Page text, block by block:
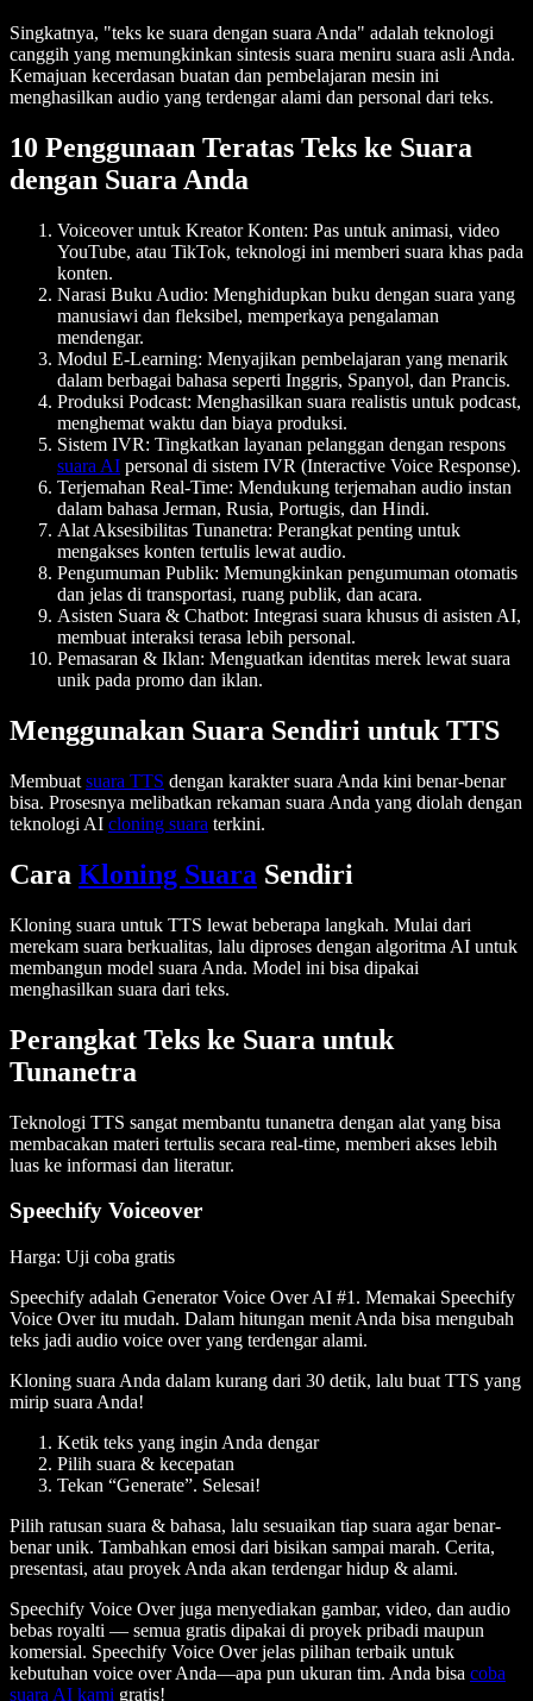
Singkatnya, "teks ke suara dengan suara Anda" adalah teknologi
canggih yang memungkinkan sintesis suara meniru suara asli Anda.
Kemajuan kecerdasan buatan dan pembelajaran mesin ini
menghasilkan audio yang terdengar alami dan personal dari teks.
10 Penggunaan Teratas Teks ke Suara
dengan Suara Anda
Voiceover untuk Kreator Konten: Pas untuk animasi, video
YouTube, atau TikTok, teknologi ini memberi suara khas pada
konten.
Narasi Buku Audio: Menghidupkan buku dengan suara yang
manusiawi dan fleksibel, memperkaya pengalaman
mendengar.
Modul E-Learning: Menyajikan pembelajaran yang menarik
dalam berbagai bahasa seperti Inggris, Spanyol, dan Prancis.
Produksi Podcast: Menghasilkan suara realistis untuk podcast,
menghemat waktu dan biaya produksi.
Sistem IVR: Tingkatkan layanan pelanggan dengan respons
suara AI personal di sistem IVR (Interactive Voice Response).
Terjemahan Real-Time: Mendukung terjemahan audio instan
dalam bahasa Jerman, Rusia, Portugis, dan Hindi.
Alat Aksesibilitas Tunanetra: Perangkat penting untuk
mengakses konten tertulis lewat audio.
Pengumuman Publik: Memungkinkan pengumuman otomatis
dan jelas di transportasi, ruang publik, dan acara.
Asisten Suara & Chatbot: Integrasi suara khusus di asisten AI,
membuat interaksi terasa lebih personal.
Pemasaran & Iklan: Menguatkan identitas merek lewat suara
unik pada promo dan iklan.
Menggunakan Suara Sendiri untuk TTS
Membuat suara TTS dengan karakter suara Anda kini benar-benar
bisa. Prosesnya melibatkan rekaman suara Anda yang diolah dengan
teknologi AI cloning suara terkini.
Cara Kloning Suara Sendiri
Kloning suara untuk TTS lewat beberapa langkah. Mulai dari
merekam suara berkualitas, lalu diproses dengan algoritma AI untuk
membangun model suara Anda. Model ini bisa dipakai
menghasilkan suara dari teks.
Perangkat Teks ke Suara untuk
Tunanetra
Teknologi TTS sangat membantu tunanetra dengan alat yang bisa
membacakan materi tertulis secara real-time, memberi akses lebih
luas ke informasi dan literatur.
Speechify Voiceover
Harga: Uji coba gratis
Speechify adalah Generator Voice Over AI #1. Memakai Speechify
Voice Over itu mudah. Dalam hitungan menit Anda bisa mengubah
teks jadi audio voice over yang terdengar alami.
Kloning suara Anda dalam kurang dari 30 detik, lalu buat TTS yang
mirip suara Anda!
Ketik teks yang ingin Anda dengar
Pilih suara & kecepatan
Tekan “Generate”. Selesai!
Pilih ratusan suara & bahasa, lalu sesuaikan tiap suara agar benar-
benar unik. Tambahkan emosi dari bisikan sampai marah. Cerita,
presentasi, atau proyek Anda akan terdengar hidup & alami.
Speechify Voice Over juga menyediakan gambar, video, dan audio
bebas royalti — semua gratis dipakai di proyek pribadi maupun
komersial. Speechify Voice Over jelas pilihan terbaik untuk
kebutuhan voice over Anda—apa pun ukuran tim. Anda bisa coba
suara AI kami gratis!